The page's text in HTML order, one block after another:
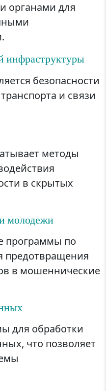
органами для
инфраструктуры
безопасности
и связи
методы
в скрытых
молодежи
программы по
предотвращения
в мошеннические
для обработки
что позволяет